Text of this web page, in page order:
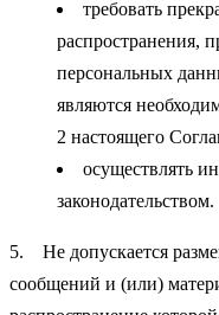
требовать
распространения,
персональных
являются
2 настоящего
осуществлять
законодательством.
5. Не допускается
сообщений и (или)